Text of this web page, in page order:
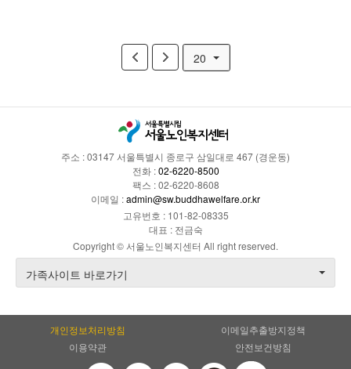
20
주소 : 03147 서울특별시 종로구 삼일대로 467 (경운동)
전화 :02-6220-8500
팩스 : 02-6220-8608
이메일 :admin@sw.buddhawelfare.or.kr
고유번호 : 101-82-08335
대표 : 전금숙
Copyright © 서울노인복지센터 All right reserved.
가족사이트 바로가기
개인정보처리방침
이메일추출방지정책
이용약관
안전보건방침